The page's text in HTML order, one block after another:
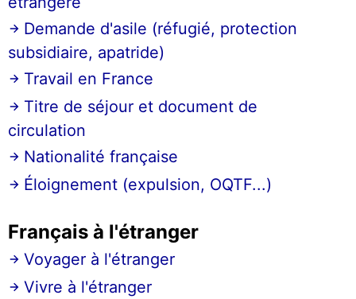
Demande d'asile (réfugié, protection
subsidiaire, apatride)
Travail en France
Titre de séjour et document de
circulation
Nationalité française
Éloignement (expulsion, OQTF...)
Français à l'étranger
Voyager à l'étranger
Vivre à l'étranger